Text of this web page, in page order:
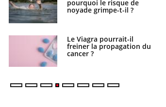
que dit la science
Le smartphone nuit-il à
l'apprentissage de la
lecture ?